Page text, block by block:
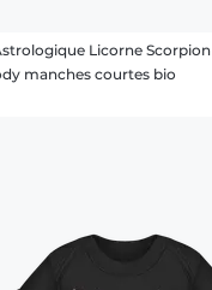
Licorne Scorpion
manches courtes bio